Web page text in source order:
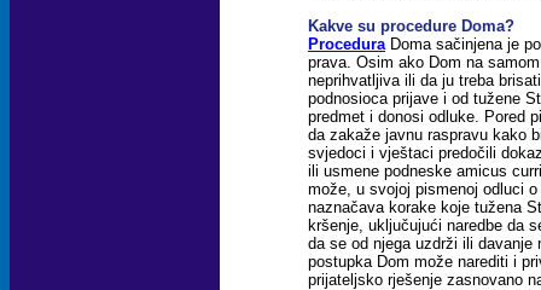
Kakve su procedure Doma?
Procedura Doma sačinjena je
prava. Osim ako Dom na
neprihvatljiva ili da ju treba
podnosioca prijave i od tužene
predmet i donosi odluke. Pored
da zakaže javnu raspravu kako
svjedoci i vještaci predočili
ili usmene podneske amicus
može, u svojoj pismenoj odluci
naznačava korake koje tužena
kršenje, uključujući naredbe da
da se od njega uzdrži ili
postupka Dom može narediti i
prijateljsko rješenje zasnovano